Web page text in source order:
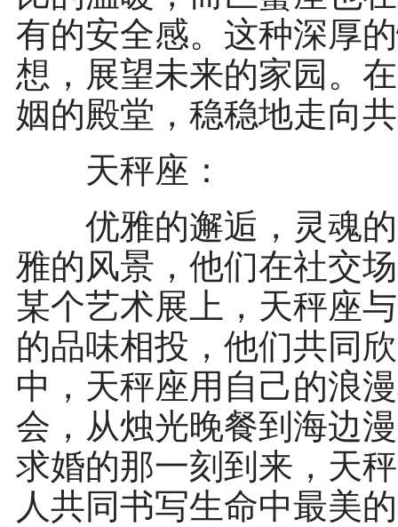
有的安全感。这种深厚
想，展望未来的家园。
姻的殿堂，稳稳地走向
天秤座：
优雅的邂逅，灵魂的
雅的风景，他们在社交
某个艺术展上，天秤座
的品味相投，他们共同
中，天秤座用自己的浪
会，从烛光晚餐到海边
求婚的那一刻到来，天
人共同书写生命中最美